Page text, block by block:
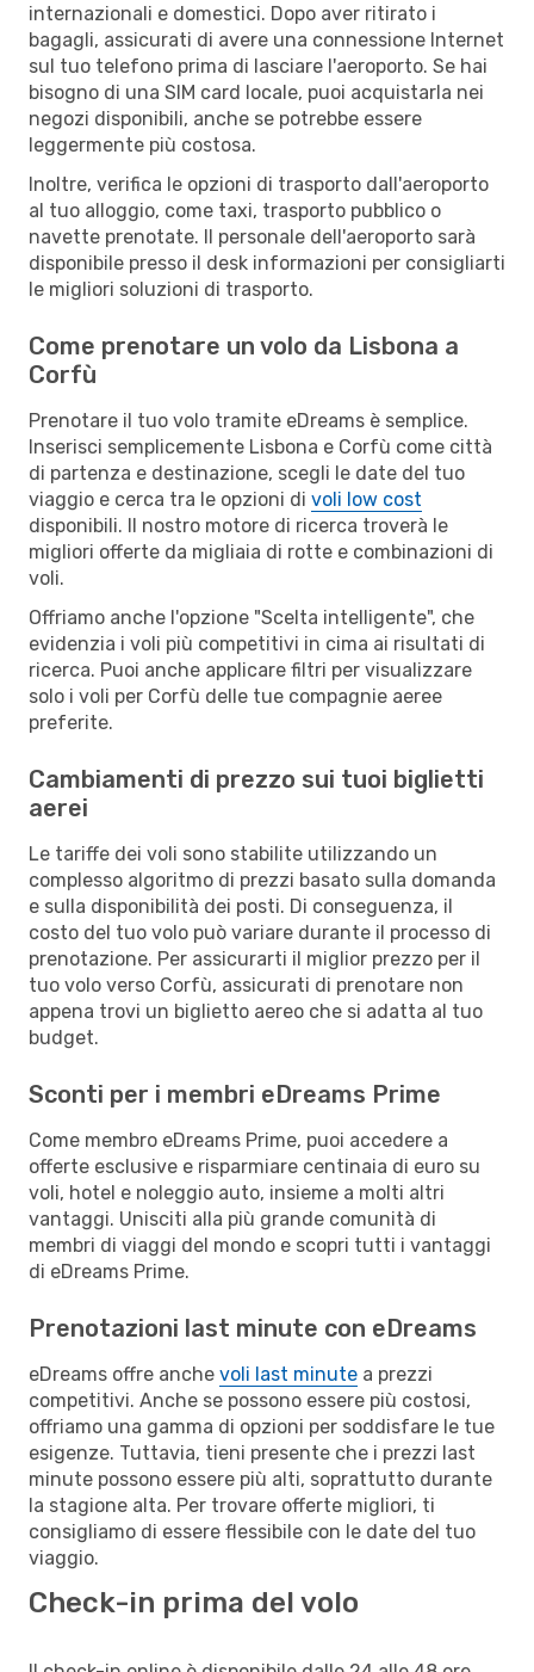
internazionali e domestici. Dopo aver ritirato i
bagagli, assicurati di avere una connessione Internet
sul tuo telefono prima di lasciare l'aeroporto. Se hai
bisogno di una SIM card locale, puoi acquistarla nei
negozi disponibili, anche se potrebbe essere
leggermente più costosa.
Inoltre, verifica le opzioni di trasporto dall'aeroporto
al tuo alloggio, come taxi, trasporto pubblico o
navette prenotate. Il personale dell'aeroporto sarà
disponibile presso il desk informazioni per consigliarti
le migliori soluzioni di trasporto.
Come prenotare un volo da Lisbona a
Corfù
Prenotare il tuo volo tramite eDreams è semplice.
Inserisci semplicemente Lisbona e Corfù come città
di partenza e destinazione, scegli le date del tuo
viaggio e cerca tra le opzioni di voli low cost
disponibili. Il nostro motore di ricerca troverà le
migliori offerte da migliaia di rotte e combinazioni di
voli.
Offriamo anche l'opzione "Scelta intelligente", che
evidenzia i voli più competitivi in cima ai risultati di
ricerca. Puoi anche applicare filtri per visualizzare
solo i voli per Corfù delle tue compagnie aeree
preferite.
Cambiamenti di prezzo sui tuoi biglietti
aerei
Le tariffe dei voli sono stabilite utilizzando un
complesso algoritmo di prezzi basato sulla domanda
e sulla disponibilità dei posti. Di conseguenza, il
costo del tuo volo può variare durante il processo di
prenotazione. Per assicurarti il miglior prezzo per il
tuo volo verso Corfù, assicurati di prenotare non
appena trovi un biglietto aereo che si adatta al tuo
budget.
Sconti per i membri eDreams Prime
Come membro eDreams Prime, puoi accedere a
offerte esclusive e risparmiare centinaia di euro su
voli, hotel e noleggio auto, insieme a molti altri
vantaggi. Unisciti alla più grande comunità di
membri di viaggi del mondo e scopri tutti i vantaggi
di eDreams Prime.
Prenotazioni last minute con eDreams
eDreams offre anche voli last minute a prezzi
competitivi. Anche se possono essere più costosi,
offriamo una gamma di opzioni per soddisfare le tue
esigenze. Tuttavia, tieni presente che i prezzi last
minute possono essere più alti, soprattutto durante
la stagione alta. Per trovare offerte migliori, ti
consigliamo di essere flessibile con le date del tuo
viaggio.
Check-in prima del volo